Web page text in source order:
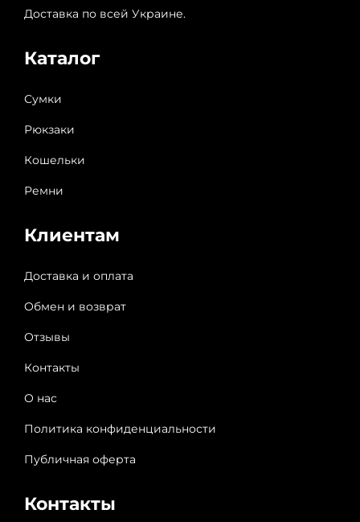
Доставка по всей Украине.
Каталог
Сумки
Рюкзаки
Кошельки
Ремни
Клиентам
Доставка и оплата
Обмен и возврат
Отзывы
Контакты
О нас
Политика конфиденциальности
Публичная оферта
Контакты